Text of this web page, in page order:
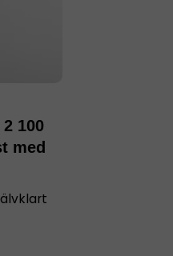
100
med